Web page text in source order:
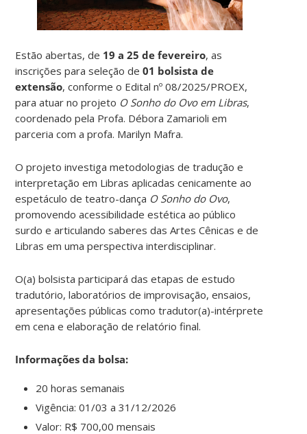
Estão abertas, de 19 a 25 de fevereiro, as
inscrições para seleção de01 bolsista de
extensão, conforme o Edital nº 08/2025/PROEX,
para atuar no projeto O Sonho do Ovo em Libras,
coordenado pela Profa. Débora Zamarioli em
parceria com a profa. Marilyn Mafra.
O projeto investiga metodologias de tradução e
interpretação em Libras aplicadas cenicamente ao
espetáculo de teatro-dança O Sonho do Ovo,
promovendo acessibilidade estética ao público
surdo e articulando saberes das Artes Cênicas e de
Libras em uma perspectiva interdisciplinar.
O(a) bolsista participará das etapas de estudo
tradutório, laboratórios de improvisação, ensaios,
apresentações públicas como tradutor(a)-intérprete
em cena e elaboração de relatório final.
Informações da bolsa:
20 horas semanais
Vigência: 01/03 a 31/12/2026
Valor: R$ 700,00 mensais